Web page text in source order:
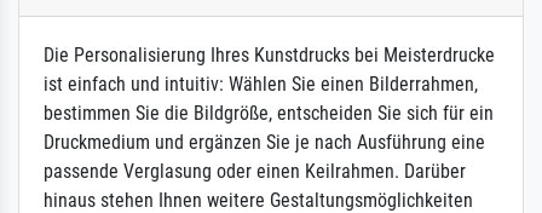
Die Personalisierung Ihres Kunstdrucks bei Meisterdrucke
ist einfach und intuitiv: Wählen Sie einen Bilderrahmen,
bestimmen Sie die Bildgröße, entscheiden Sie sich für ein
Druckmedium und ergänzen Sie je nach Ausführung eine
passende Verglasung oder einen Keilrahmen. Darüber
hinaus stehen Ihnen weitere Gestaltungsmöglichkeiten